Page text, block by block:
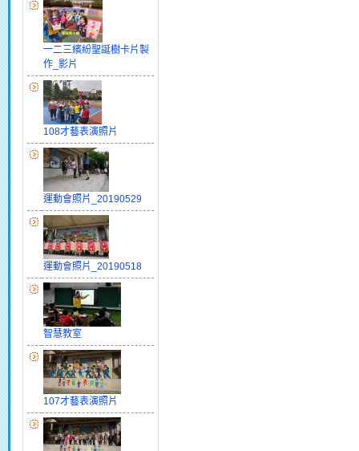
一二三繽紛聖誕樹卡片製
作_影片
108才藝表演照片
運動會照片_20190529
運動會照片_20190518
智慧教室
107才藝表演照片